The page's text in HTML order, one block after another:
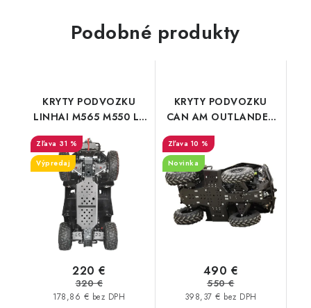
Podobné produkty
KRYTY PODVOZKU
LINHAI M565 M550 LT
EFI ATV long
31 %
Výpredaj
178,86 € bez DPH
220 €
320 €
KRYTY PODVOZKU
CAN AM OUTLANDER
1000 650 570 MAX
HDPE
10 %
Novinka
398,37 € bez DPH
490 €
550 €